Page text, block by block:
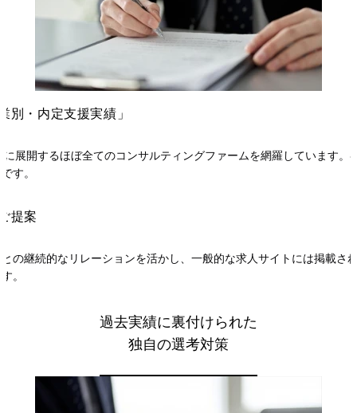
別・内定支援実績」
展開するほぼ全てのコンサルティングファームを網羅しています。
す。
提案
の継続的なリレーションを活かし、一般的な求人サイトには掲載さ
。
過去実績に裏付けられた
独自の選考対策